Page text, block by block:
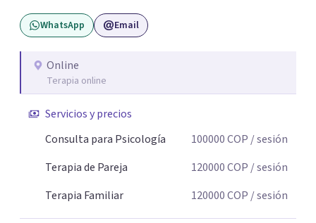
es único. Por eso, en cada sesión se construye un espacio
seguro donde la palabra, las emociones y las experiencias
humana. A través del análisis y la reflexión conjunta,
buscamos identificar aquello que genera malestar o
historia personal, familiar o de pareja y promover
cambios que favorezcan el bienestar emocional y
comprenderse, transformarse y construir relaciones más
conscientes y saludables. Te espero para acompañarte en
WhatsApp Email
Online
Terapia online
Servicios y precios
Consulta para Psicología
100000COP / sesión
Terapia de Pareja
120000COP / sesión
Terapia Familiar
120000COP / sesión